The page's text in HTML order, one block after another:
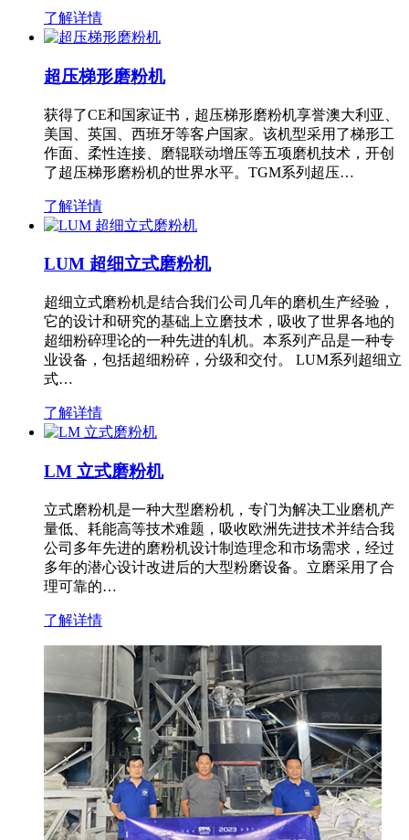
了解详情
超压梯形磨粉机
获得了CE和国家证书，超压梯形磨粉机享誉澳大利亚、
美国、英国、西班牙等客户国家。该机型采用了梯形工
作面、柔性连接、磨辊联动增压等五项磨机技术，开创
了超压梯形磨粉机的世界水平。TGM系列超压…
了解详情
LUM 超细立式磨粉机
超细立式磨粉机是结合我们公司几年的磨机生产经验，
它的设计和研究的基础上立磨技术，吸收了世界各地的
超细粉碎理论的一种先进的轧机。本系列产品是一种专
业设备，包括超细粉碎，分级和交付。 LUM系列超细立
式…
了解详情
LM 立式磨粉机
立式磨粉机是一种大型磨粉机，专门为解决工业磨机产
量低、耗能高等技术难题，吸收欧洲先进技术并结合我
公司多年先进的磨粉机设计制造理念和市场需求，经过
多年的潜心设计改进后的大型粉磨设备。立磨采用了合
理可靠的…
了解详情